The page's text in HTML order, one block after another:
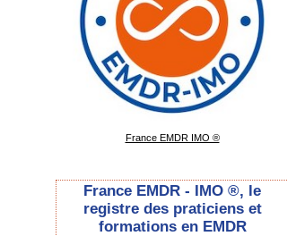
France EMDR IMO ®
France EMDR - IMO ®, le
registre des praticiens et
formations en EMDR